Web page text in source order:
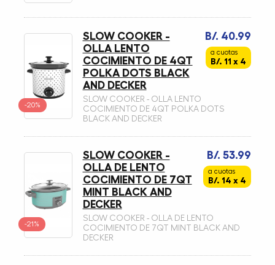
-20%
B/. 40.99
a cuotas
B/. 11 x 4
SLOW COOKER -
OLLA LENTO
COCIMIENTO DE 4QT
POLKA DOTS BLACK
AND DECKER
SLOW COOKER - OLLA LENTO
COCIMIENTO DE 4QT POLKA DOTS
BLACK AND DECKER
-21%
B/. 53.99
a cuotas
B/. 14 x 4
SLOW COOKER -
OLLA DE LENTO
COCIMIENTO DE 7QT
MINT BLACK AND
DECKER
SLOW COOKER - OLLA DE LENTO
COCIMIENTO DE 7QT MINT BLACK AND
DECKER